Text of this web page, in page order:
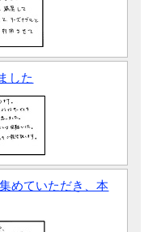
した
めていただき、本